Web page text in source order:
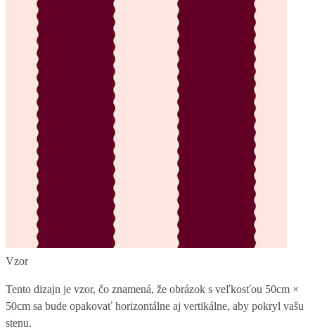
Vzor
Tento dizajn je vzor, čo znamená, že obrázok s veľkosťou 50cm ×
50cm sa bude opakovať horizontálne aj vertikálne, aby pokryl vašu
stenu.